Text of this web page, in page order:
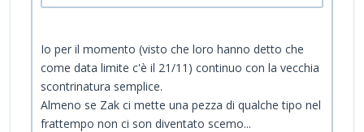
Io per il momento (visto che loro hanno detto che
come data limite c'è il 21/11) continuo con la vecchia
scontrinatura semplice.
Almeno se Zak ci mette una pezza di qualche tipo nel
frattempo non ci son diventato scemo...